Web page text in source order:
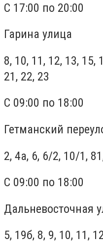
С 17:00 по 20:00
Гарина улица
8, 10, 11, 12, 13, 15,
21, 22, 23
С 09:00 по 18:00
Гетманский
2, 4а, 6, 6/2, 10/1,
С 09:00 по 18:00
Дальневосточная
5, 19б, 8, 9, 10, 11,